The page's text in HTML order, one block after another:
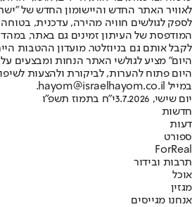
לאוויר האתר החדש והיישומון החדש של
לספק לגולשים חוויה מהירה, עדכנית,
המודפסת של העיתון זמינים גם באתר,
לקבל אותם גם בניוזלטר. מועדון ההטבות
היום" מציע לגולשי האתר הנחות ומבצעים
היום פתוח להערות, לביקורת ולהצעות
במייל hayom@israelhayom.co.il.
יום שישי, 3.7.2026
י"ח בתמוז תשפ"ו
חדשות
דעות
ספורט
ForReal
תרבות ובידור
אוכל
מגזין
אנחנו מגייסים